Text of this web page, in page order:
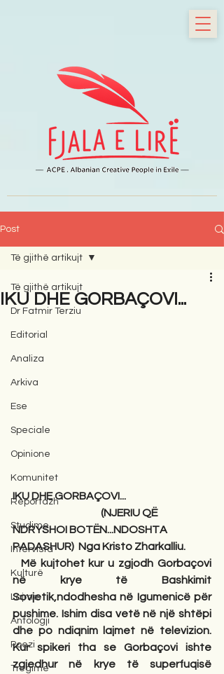
Post
Të gjithë artikujt
Dr Fatmir Terziu
Editorial
Analiza
Arkiva
Ese
Speciale
Opinione
Komunitet
Reportazh
Studime
Intervista
Kulturë
Lajme
Antologji
Poezi
Tregime
Të gjithë artikujt
IKU DHE GORBAÇOVI...
IKU DHE GORBAÇOVI...
NDRYSHOI BOTËN...NDOSHTA
PADASHUR)  Nga Kristo Zharkalliu.
në krye të Bashkimit
Sovjetik,ndodhesha në Igumenicë për
pushime. Ishim disa vetë në një shtëpi
dhe po ndiqnim lajmet në televizion.
Kur spikeri tha se Gorbaçovi ishte
zgjedhur në krye të superfuqisë